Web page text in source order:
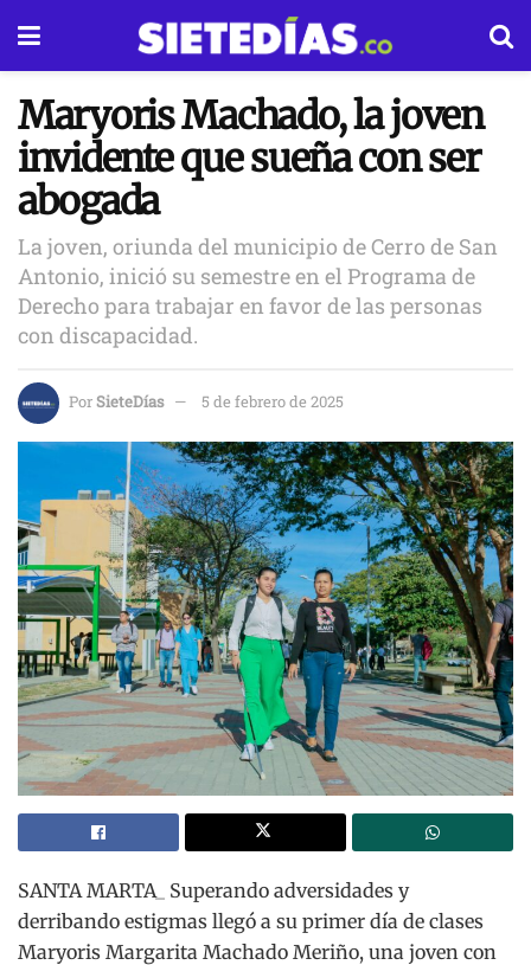
Maryoris Machado, la joven
invidente que sueña con ser
abogada
La joven, oriunda del municipio de Cerro de San
Antonio, inició su semestre en el Programa de
Derecho para trabajar en favor de las personas
con discapacidad.
PorSieteDías 5 de febrero de 2025
SANTA MARTA_ Superando adversidades y
derribando estigmas llegó a su primer día de clases
Maryoris Margarita Machado Meriño, una joven con